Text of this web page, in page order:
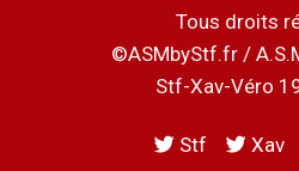
Tous droits
©ASMbyStf.fr /
Stf-Xav-Véro
Stf Xav